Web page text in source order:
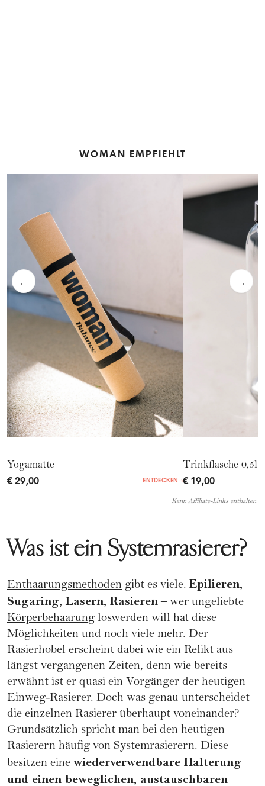
WOMAN EMPFIEHLT
← →
Yogamatte
€ 29,00 ENTDECKEN→
Trinkflasche 0,5l
€ 19,00
Kann Affiliate-Links enthalten.
Was ist ein Systemrasierer?
Enthaarungsmethoden gibt es viele. Epilieren,
Sugaring, Lasern, Rasieren– wer ungeliebte
Körperbehaarung loswerden will hat diese
Möglichkeiten und noch viele mehr. Der
Rasierhobel erscheint dabei wie ein Relikt aus
längst vergangenen Zeiten, denn wie bereits
erwähnt ist er quasi ein Vorgänger der heutigen
Einweg-Rasierer. Doch was genau unterscheidet
die einzelnen Rasierer überhaupt voneinander?
Grundsätzlich spricht man bei den heutigen
Rasierern häufig von Systemrasierern. Diese
besitzen eine wiederverwendbare Halterung
und einen beweglichen, austauschbaren